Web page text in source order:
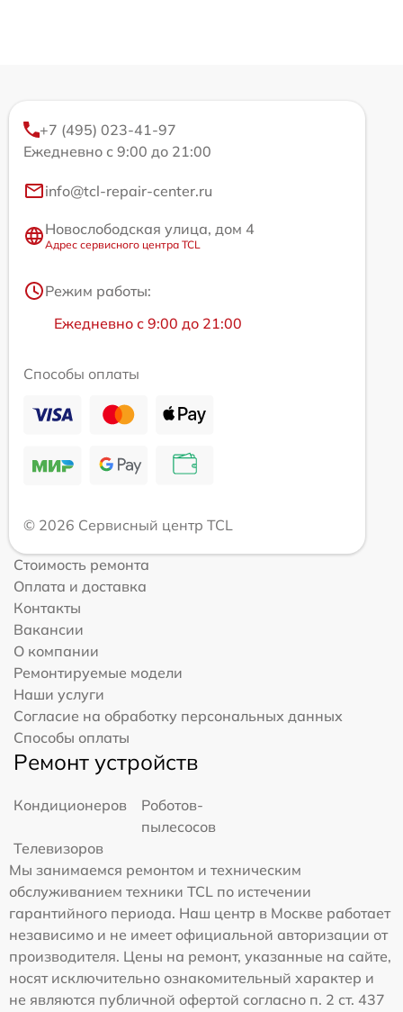
+7 (495) 023-41-97
Ежедневно с 9:00 до 21:00
info@tcl-repair-center.ru
Новослободская улица, дом 4
Адрес сервисного центра TCL
Режим работы:
Ежедневно с 9:00 до 21:00
Способы оплаты
© 2026 Сервисный центр TCL
Стоимость ремонта
Оплата и доставка
Контакты
Вакансии
О компании
Ремонтируемые модели
Наши услуги
Согласие на обработку персональных данных
Способы оплаты
Ремонт устройств
Кондиционеров
Роботов-
пылесосов
Телевизоров
Мы занимаемся ремонтом и техническим
обслуживанием техники TCL по истечении
гарантийного периода. Наш центр в Москве работает
независимо и не имеет официальной авторизации от
производителя. Цены на ремонт, указанные на сайте,
носят исключительно ознакомительный характер и
не являются публичной офертой согласно п. 2 ст. 437